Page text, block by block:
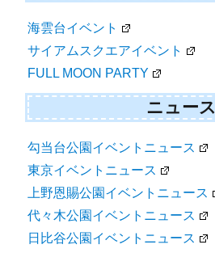
海雲台イベント
サイアムスクエアイベント
FULL MOON PARTY
ニュース
勾当台公園イベントニュース
東京イベントニュース
上野恩賜公園イベントニュース
代々木公園イベントニュース
日比谷公園イベントニュース